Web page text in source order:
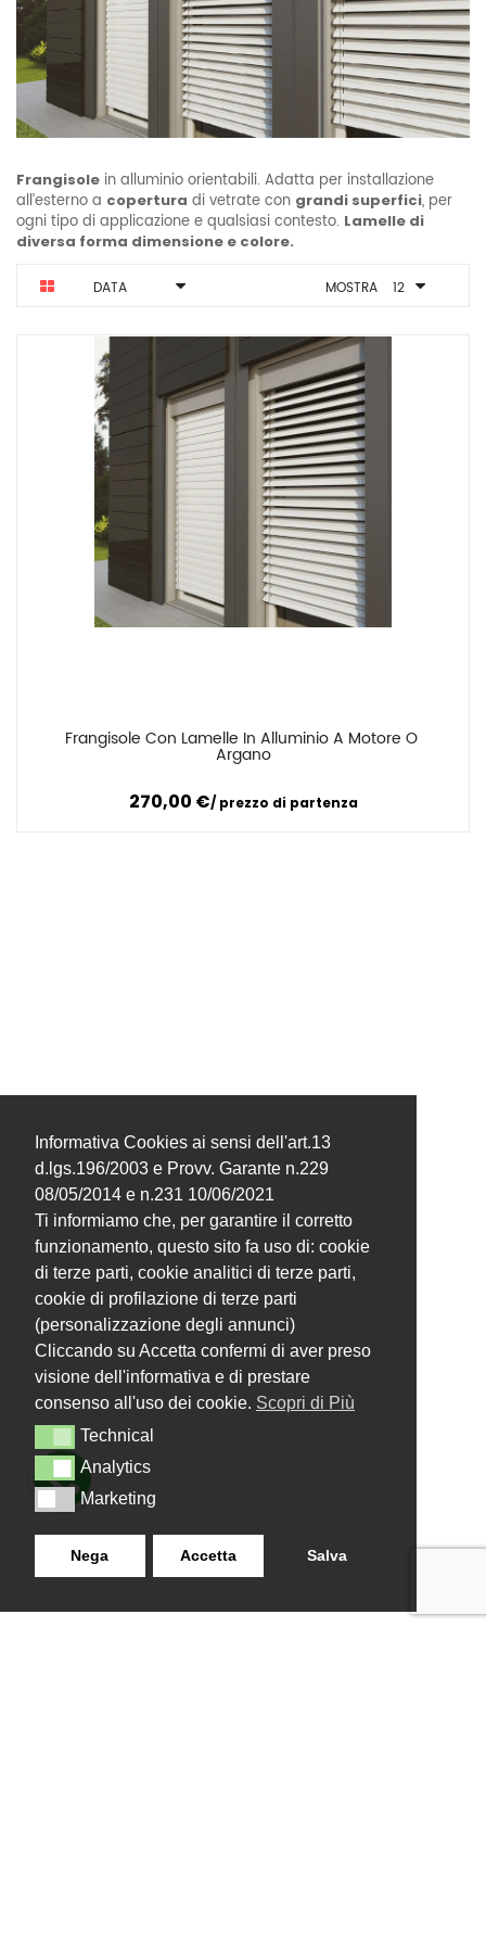
Informativa Cookies ai sensi dell'art.13
d.lgs.196/2003 e Provv. Garante n.229
08/05/2014 e n.231 10/06/2021
Ti informiamo che, per garantire il corretto
funzionamento, questo sito fa uso di: cookie
di terze parti, cookie analitici di terze parti,
cookie di profilazione di terze parti
(personalizzazione degli annunci)
Cliccando su Accetta confermi di aver preso
visione dell'informativa e di prestare
consenso all'uso dei cookie. Scopri di Più
TechnicalTechnical
AnalyticsAnalytics
MarketingMarketing
Nega Accetta Salva
Frangisole in alluminio orientabili. Adatta per installazione
all’esterno a copertura di vetrate con grandi superfici, per
ogni tipo di applicazione e qualsiasi contesto. Lamelle di
diversa forma dimensione e colore.
DATA MOSTRA 12
Frangisole Con Lamelle In Alluminio A Motore O
Argano
270,00 € prezzo di partenza
Confronta